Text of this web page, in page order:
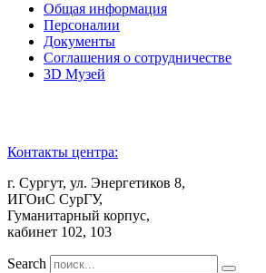
Общая информация
Персоналии
Документы
Соглашения о сотрудничестве
3D Музей
Контакты центра:
г. Сургут, ул. Энергетиков 8,
ИГОиС СурГУ,
Гуманитарный корпус,
кабинет 102, 103
Search